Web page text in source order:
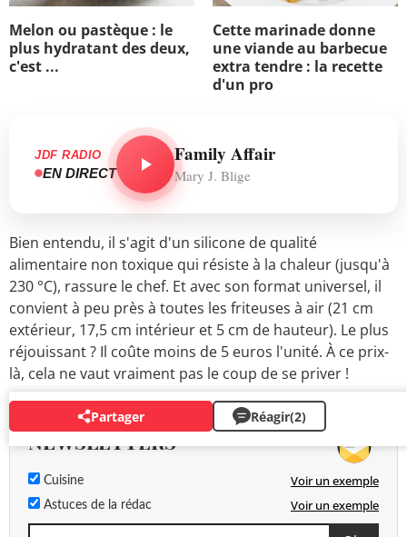
Melon ou pastèque : le
plus hydratant des deux,
c'est ...
Cette marinade donne
une viande au barbecue
extra tendre : la recette
d'un pro
JDF RADIO
EN DIRECT
Family Affair
Mary J. Blige
Bien entendu, il s'agit d'un silicone de qualité
alimentaire non toxique qui résiste à la chaleur (jusqu'à
230 °C), rassure le chef. Et avec son format universel, il
convient à peu près à toutes les friteuses à air (21 cm
extérieur, 17,5 cm intérieur et 5 cm de hauteur). Le plus
réjouissant ? Il coûte moins de 5 euros l'unité. À ce prix-
là, cela ne vaut vraiment pas le coup de se priver !
Partager Réagir(2)
NEWSLETTERS
Cuisine Voir un exemple
Astuces de la rédac Voir un exemple